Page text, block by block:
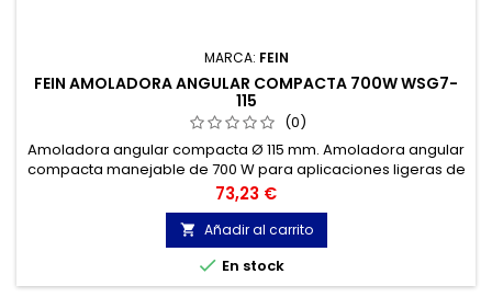
MARCA: FEIN
FEIN AMOLADORA ANGULAR COMPACTA 700W WSG7-
115
(0)
Amoladora angular compacta Ø 115 mm. Amoladora angular
compacta manejable de 700 W para aplicaciones ligeras de
amolado y corte.
Precio
73,23 €
 Añadir al carrito
 En stock